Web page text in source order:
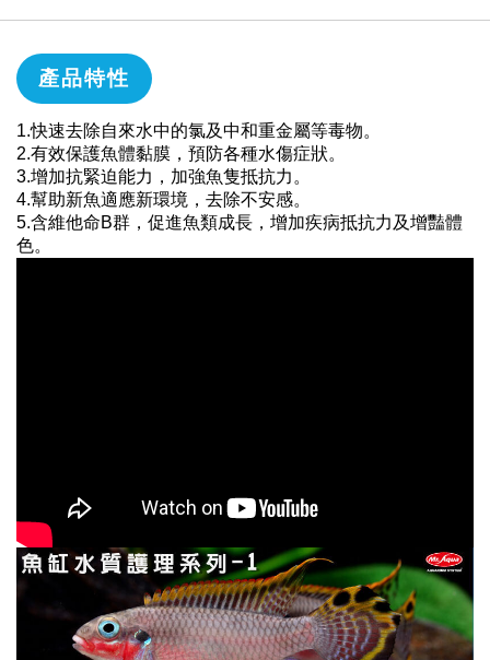
產品特性
1.快速去除自來水中的氯及中和重金屬等毒物。
2.有效保護魚體黏膜，預防各種水傷症狀。
3.增加抗緊迫能力，加強魚隻抵抗力。
4.幫助新魚適應新環境，去除不安感。
5.含維他命B群，促進魚類成長，增加疾病抵抗力及增豔體
色。